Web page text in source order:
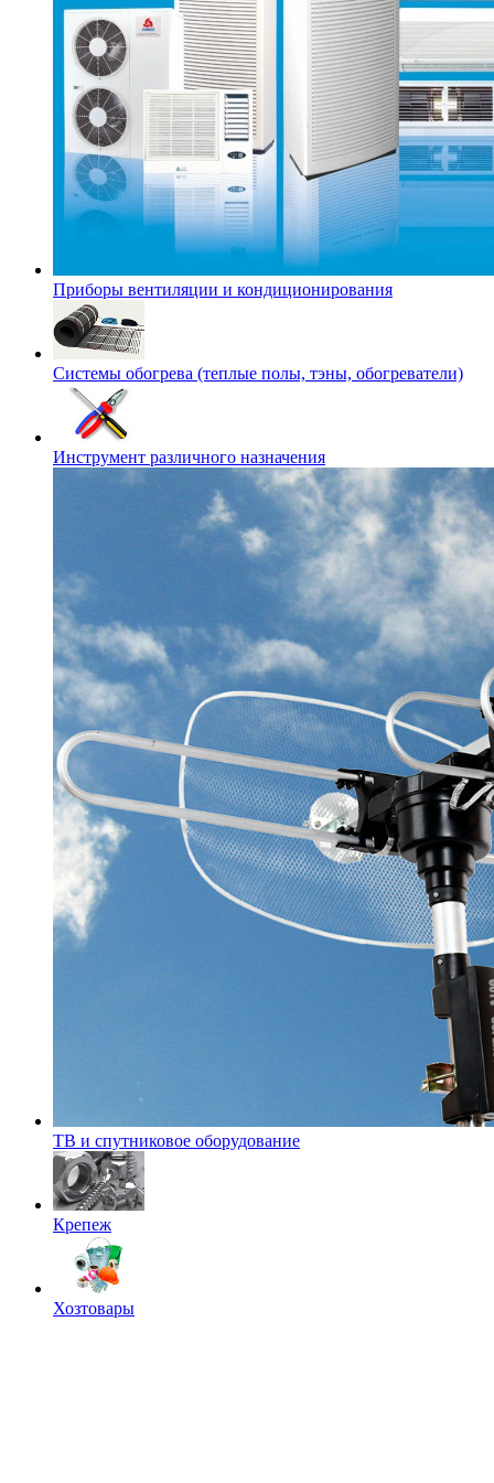
Приборы вентиляции и кондиционирования
Системы обогрева (теплые полы, тэны, обогреватели)
Инструмент различного назначения
ТВ и спутниковое оборудование
Крепеж
Хозтовары